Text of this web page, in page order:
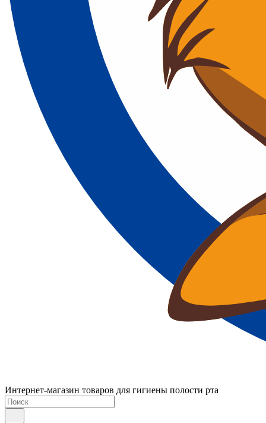
Интернет-магазин товаров для гигиены полости рта